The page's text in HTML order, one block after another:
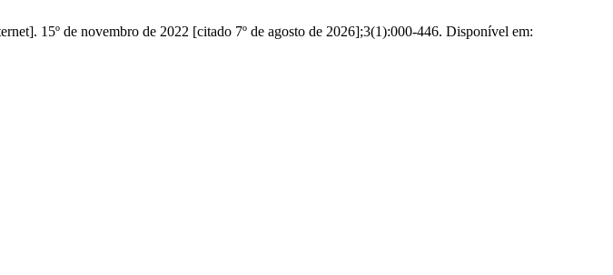
15º de novembro de 2022 [citado 7º de agosto de 2026];3(1):000-446. Disponível em: